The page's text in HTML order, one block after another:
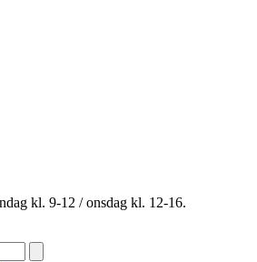
kl. 9-12 / onsdag kl. 12-16.